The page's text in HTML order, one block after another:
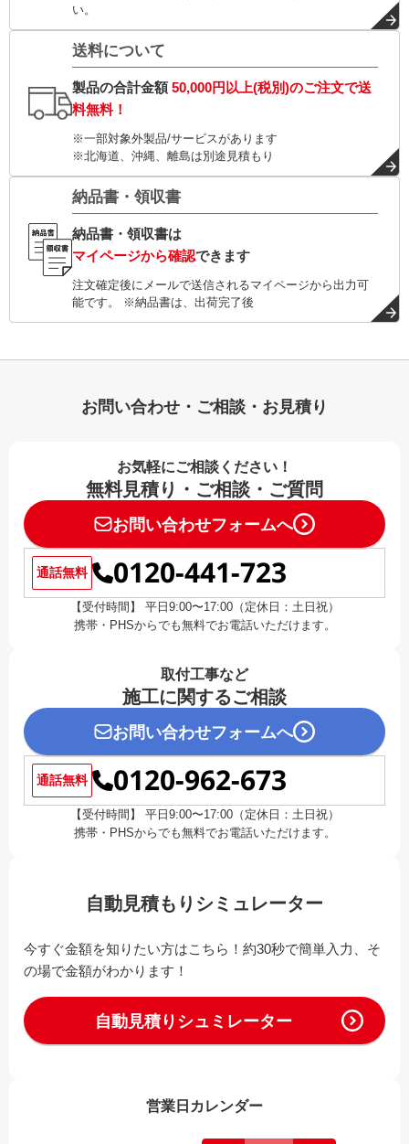
い。
送料について
製品の合計金額50,000円以上(税別)のご注文で送
料無料！
※一部対象外製品/サービスがあります
※北海道、沖縄、離島は別途見積もり
納品書・領収書
納品書・領収書は
マイページから確認できます
注文確定後にメールで送信されるマイページから出力可
能です。 ※納品書は、出荷完了後
お問い合わせ・ご相談・お見積り
お気軽にご相談ください！
無料見積り・ご相談・ご質問
お問い合わせフォームへ
通話無料 0120-441-723
【受付時間】 平日9:00〜17:00（定休日：土日祝）
携帯・PHSからでも無料でお電話いただけます。
取付工事など
施工に関するご相談
お問い合わせフォームへ
通話無料 0120-962-673
【受付時間】 平日9:00〜17:00（定休日：土日祝）
携帯・PHSからでも無料でお電話いただけます。
自動見積もりシミュレーター
今すぐ金額を知りたい方はこちら！約30秒で簡単入力、そ
の場で金額がわかります！
自動見積りシュミレーター
営業日カレンダー